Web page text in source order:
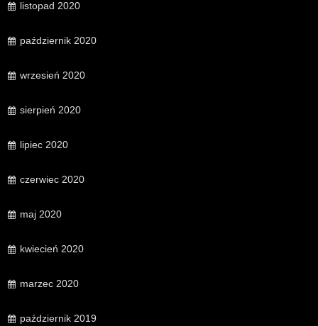
listopad 2020
październik 2020
wrzesień 2020
sierpień 2020
lipiec 2020
czerwiec 2020
maj 2020
kwiecień 2020
marzec 2020
październik 2019